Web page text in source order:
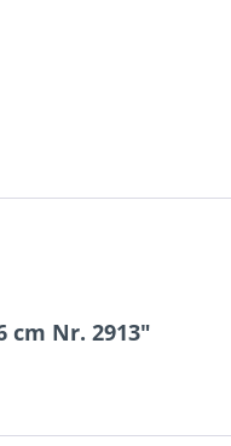
cm Nr. 2913"